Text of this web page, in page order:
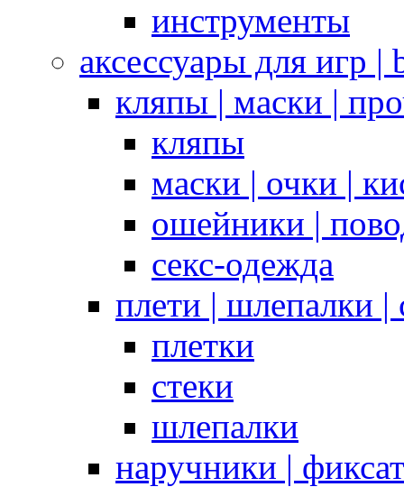
инструменты
аксессуары для игр |
кляпы | маски |
кляпы
маски | очки |
ошейники |
секс-одежда
плети | шлепалки |
плетки
стеки
шлепалки
наручники |